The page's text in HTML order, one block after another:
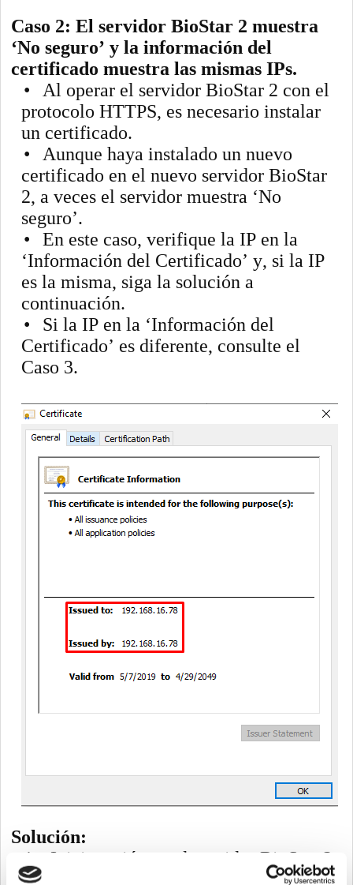
Caso 2: El servidor BioStar 2 muestra
‘No seguro’ y la información del
certificado muestra las mismas IPs.
•
Al operar el servidor BioStar 2 con el
protocolo HTTPS, es necesario instalar
un certificado.
•
Aunque haya instalado un nuevo
certificado en el nuevo servidor BioStar
2, a veces el servidor muestra ‘No
seguro’.
•
En este caso, verifique la IP en la
‘Información del Certificado’ y, si la IP
es la misma, siga la solución a
continuación.
•
Si la IP en la ‘Información del
Certificado’ es diferente, consulte el
Caso 3.
Solución:
1.
Inicie sesión en el servidor BioStar 2
y descargue el archivo ‘Cert’ desde